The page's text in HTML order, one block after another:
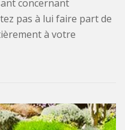
concernant
pas à lui faire part de
à votre